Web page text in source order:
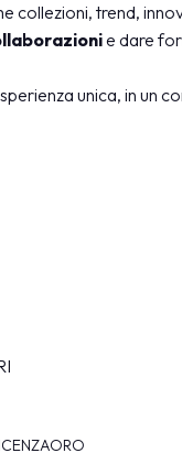
collezioni, trend,
e dare
unica, in un